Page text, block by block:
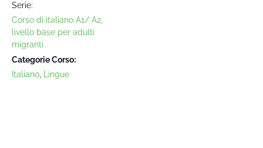
Serie:
Corso di italiano A1/ A2,
livello base per adulti
migranti
Categorie Corso:
Italiano
Lingue